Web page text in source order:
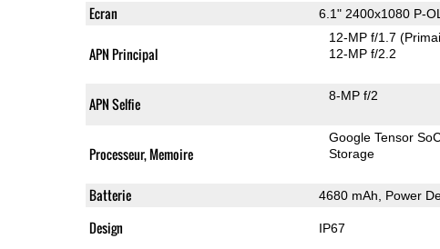
Ecran 6.1" 2400x1080 P-
APN Principal
12-MP f/1.7
12-MP f/2.2
APN Selfie 8-MP f/2
Processeur, Memoire
Google Tensor
Storage
Batterie 4680 mAh, Power
Design IP67